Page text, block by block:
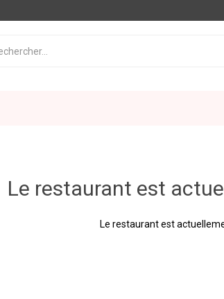
Le restaurant est
Le restaurant est